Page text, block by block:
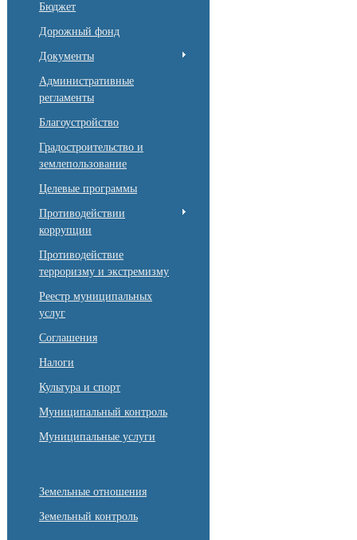
Бюджет
Дорожный фонд
Документы
Административные
регламенты
Благоустройство
Градостроительство и
землепользование
Целевые программы
Противодействии
коррупции
Противодействие
терроризму и экстремизму
Реестр муниципальных
услуг
Соглашения
Налоги
Культура и спорт
Муниципальный контроль
Муниципальные услуги
Земельные отношения
Земельный контроль